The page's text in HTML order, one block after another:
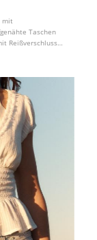
mit
Taschen
Reißverschluss